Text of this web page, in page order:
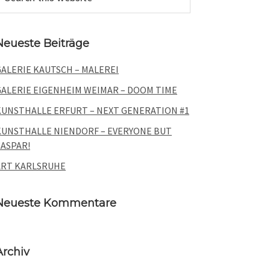
Beiträge
KAUTSCH – MALEREI
EIGENHEIM WEIMAR – DOOM TIME
ERFURT – NEXT GENERATION #1
NIENDORF – EVERYONE BUT
KARLSRUHE
Kommentare